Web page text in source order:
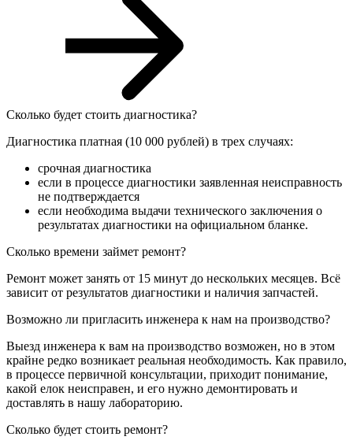
Сколько будет стоить диагностика?
Диагностика платная (10 000 рублей) в трех случаях:
срочная диагностика
если в процессе диагностики заявленная неисправность
не подтверждается
если необходима выдачи технического заключения о
результатах диагностики на официальном бланке.
Сколько времени займет ремонт?
Ремонт может занять от 15 минут до нескольких месяцев. Всё
зависит от результатов диагностики и наличия запчастей.
Возможно ли пригласить инженера к нам на производство?
Выезд инженера к вам на производство возможен, но в этом
крайне редко возникает реальная необходимость. Как правило,
в процессе первичной консультации, приходит понимание,
какой елок неисправен, и его нужно демонтировать и
доставлять в нашу лабораторию.
Сколько будет стоить ремонт?